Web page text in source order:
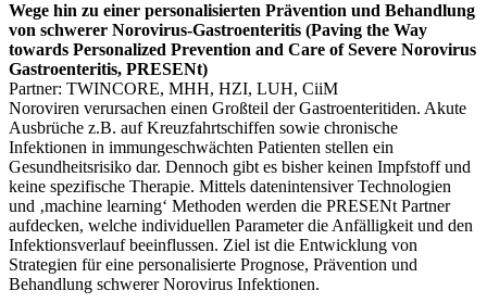
Wege hin zu einer personalisierten Prävention und Behandlung
von schwerer Norovirus-Gastroenteritis (Paving the Way
towards Personalized Prevention and Care of Severe Norovirus
Gastroenteritis, PRESENt)
Partner: TWINCORE, MHH, HZI, LUH, CiiM
Noroviren verursachen einen Großteil der Gastroenteritiden. Akute
Ausbrüche z.B. auf Kreuzfahrtschiffen sowie chronische
Infektionen in immungeschwächten Patienten stellen ein
Gesundheitsrisiko dar. Dennoch gibt es bisher keinen Impfstoff und
keine spezifische Therapie. Mittels datenintensiver Technologien
und ‚machine learning‘ Methoden werden die PRESENt Partner
aufdecken, welche individuellen Parameter die Anfälligkeit und den
Infektionsverlauf beeinflussen. Ziel ist die Entwicklung von
Strategien für eine personalisierte Prognose, Prävention und
Behandlung schwerer Norovirus Infektionen.